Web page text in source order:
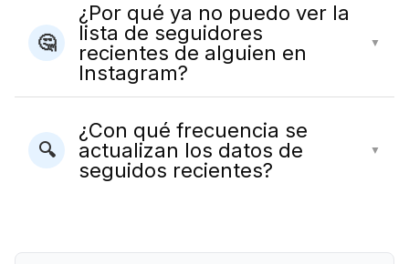
🤔
¿Por qué ya no puedo ver la
lista de seguidores
recientes de alguien en
Instagram?
▼
🔍
¿Con qué frecuencia se
actualizan los datos de
seguidos recientes?
▼